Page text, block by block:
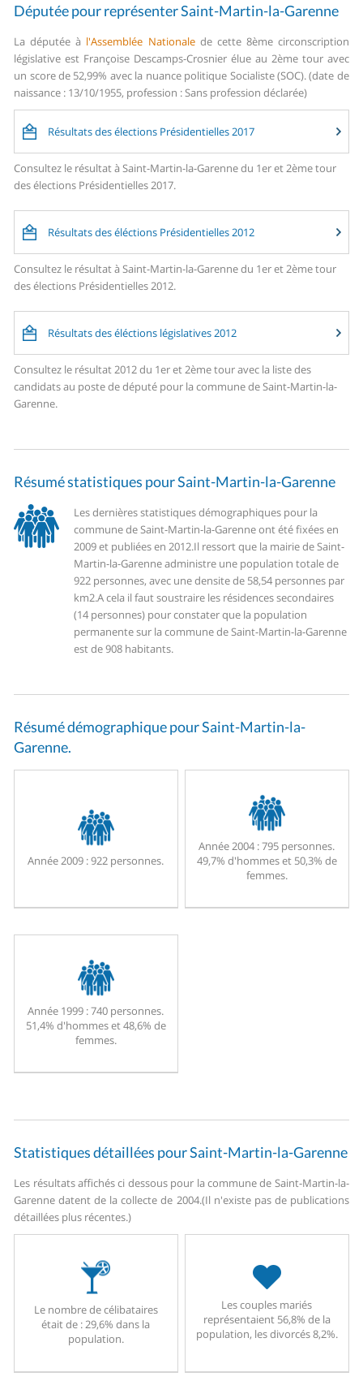
Députée pour représenter Saint-Martin-la-Garenne
La députée à l'Assemblée Nationalede cette 8ème circonscription
législative est Françoise Descamps-Crosnier élue au 2ème tour avec
un score de 52,99% avec la nuance politique Socialiste (SOC). (date de
naissance : 13/10/1955, profession : Sans profession déclarée)
Résultats des élections Présidentielles 2017
Consultez le résultat à Saint-Martin-la-Garenne du 1er et 2ème tour
des élections Présidentielles 2017.
Résultats des éléctions Présidentielles 2012
Consultez le résultat à Saint-Martin-la-Garenne du 1er et 2ème tour
des élections Présidentielles 2012.
Résultats des éléctions législatives 2012
Consultez le résultat 2012 du 1er et 2ème tour avec la liste des
candidats au poste de député pour la commune de Saint-Martin-la-
Garenne.
Résumé statistiques pour Saint-Martin-la-Garenne
Les dernières statistiques démographiques pour la
commune de Saint-Martin-la-Garenne ont été fixées en
2009 et publiées en 2012.Il ressort que la mairie de Saint-
Martin-la-Garenne administre une population totale de
922 personnes, avec une densite de 58,54 personnes par
km2.A cela il faut soustraire les résidences secondaires
(14 personnes) pour constater que la population
permanente sur la commune de Saint-Martin-la-Garenne
est de 908 habitants.
Résumé démographique pour Saint-Martin-la-
Garenne.
Année 2009 :922 personnes.
Année 2004 :795 personnes.
49,7% d'hommes et 50,3% de
femmes.
Année 1999 :740 personnes.
51,4% d'hommes et 48,6% de
femmes.
Statistiques détaillées pour Saint-Martin-la-Garenne
Les résultats affichés ci dessous pour la commune de Saint-Martin-la-
Garenne datent de la collecte de 2004.(Il n'existe pas de publications
détaillées plus récentes.)
Le nombre de célibataires
était de : 29,6% dans la
population.
Les couples mariés
représentaient 56,8% de la
population, les divorcés 8,2%.